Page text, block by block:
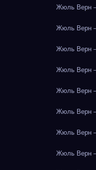
Жюль Верн
Жюль Верн
Жюль Верн
Жюль Верн
Жюль Верн
Жюль Верн
Жюль Верн
Жюль Верн